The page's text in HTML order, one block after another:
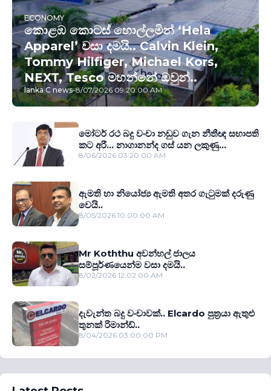
ECONOMY
කොළඹ කොටස් හොල්ලමින් ‘Hela
Apparel’ වසා දමයි.. Calvin Klein,
Tommy Hilfiger, Michael Kors,
NEXT, Tesco මහන්නේ ඔවුන්..
lanka C news-8/07/2026 09:20:00 AM
මෝටර් රථ බදු වංචා නඩුව ගැන නීතීඥ සභාපති
කට අරී... නාගානන්ද ගස් යන ලකුණු...
8/06/2026 03:20:00 AM
ඇමති හා නියෝජ්‍ය ඇමති අතර ගැටුමක් දරුණු
වෙයි..
8/05/2026 10:00:00 AM
Mr Koththu අවන්හල් ජාලය
සම්පූර්ණයෙන්ම වසා දමයි..
8/02/2026 12:02:00 AM
දැවැන්ත බදු වංචාවක්.. Elcardo පුත‍්‍රයා ඇතුළු
තුනක් රිමාන්ඩ්..
8/04/2026 03:00:00 PM